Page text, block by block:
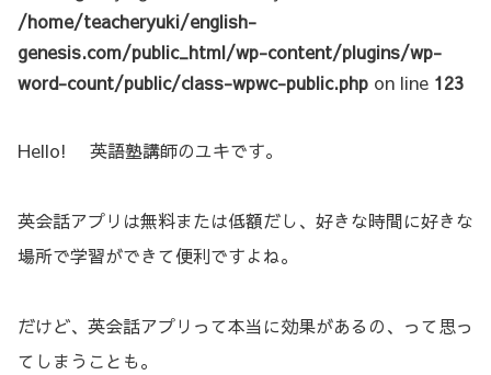
/home/teacheryuki/english-
genesis.com/public_html/wp-content/plugins/wp-
word-count/public/class-wpwc-public.php on line 123
Hello! 英語塾講師のユキです。
英会話アプリは無料または低額だし、好きな時間に好きな
場所で学習ができて便利ですよね。
だけど、英会話アプリって本当に効果があるの、って思っ
てしまうことも。